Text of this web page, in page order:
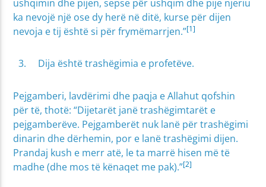
ushqimin dhe pijen, sepse për ushqim dhe pije njeriu
ka nevojë një ose dy herë në ditë, kurse për dijen
nevoja e tij është si për frymëmarrjen.”[1]
Dija është trashëgimia e profetëve.
Pejgamberi, lavdërimi dhe paqja e Allahut qofshin
për të, thotë: “Dijetarët janë trashëgimtarët e
pejgamberëve. Pejgamberët nuk lanë për trashëgimi
dinarin dhe dërhemin, por e lanë trashëgimi dijen.
Prandaj kush e merr atë, le ta marrë hisen më të
madhe (dhe mos të kënaqet me pak).”[2]